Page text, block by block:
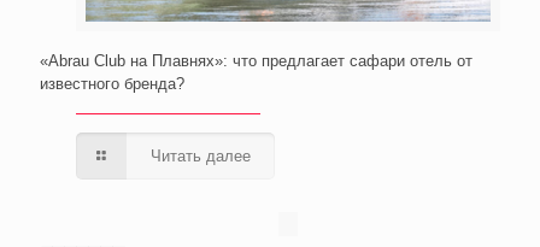
«Abrau Club на Плавнях»: что предлагает сафари отель от
известного бренда?
Читать далее